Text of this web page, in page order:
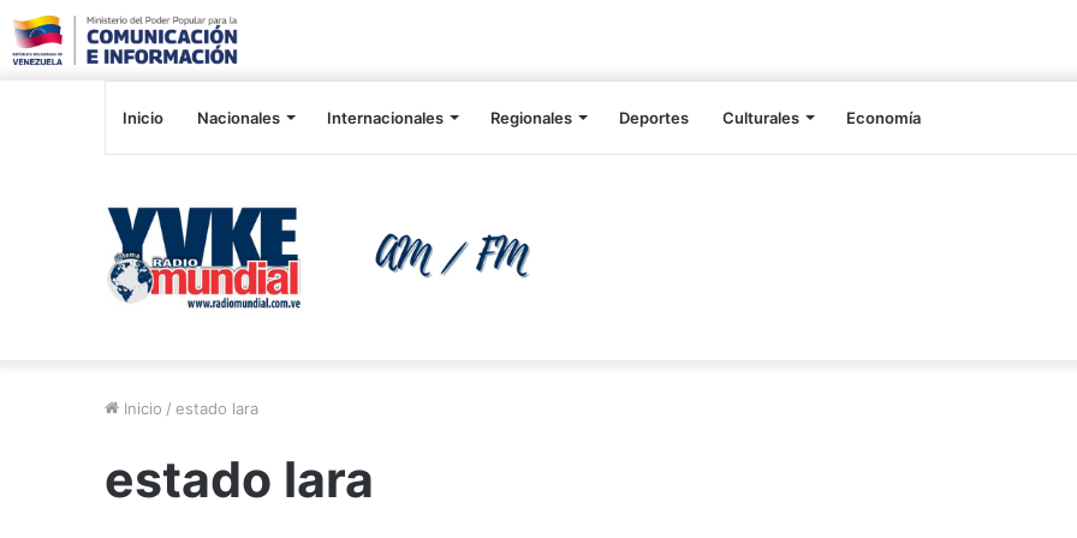
Inicio Nacionales Internacionales Regionales Deportes Culturales Economía
Inicio / estado lara
estado lara